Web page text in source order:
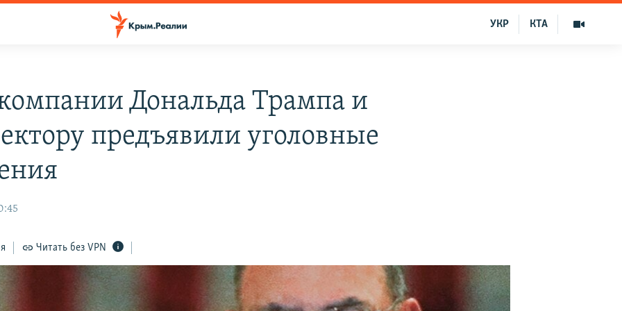
КТА
УКР
Дональда Трампа и
предъявили уголовные
Читать без VPN